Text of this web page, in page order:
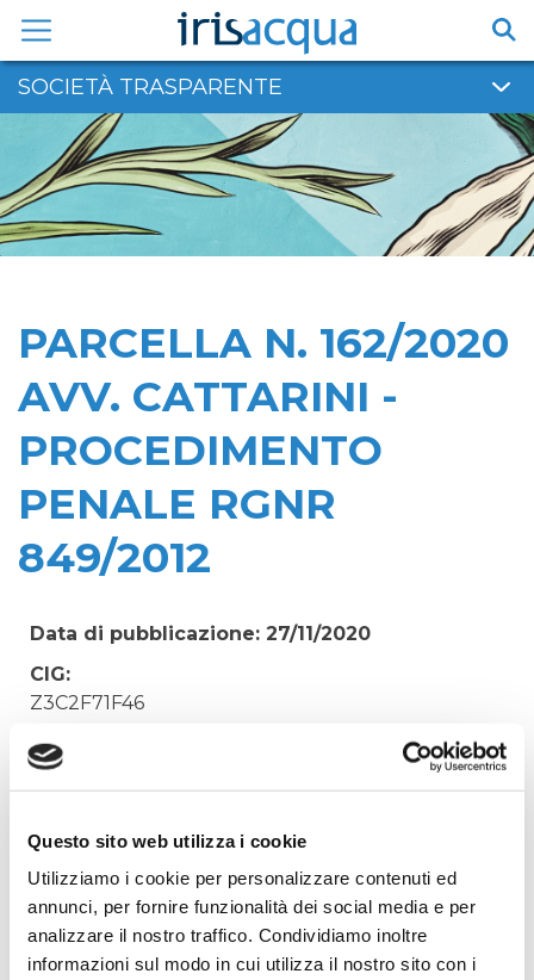
Questo sito web utilizza i cookie
Utilizziamo i cookie per personalizzare contenuti ed
annunci, per fornire funzionalità dei social media e per
analizzare il nostro traffico. Condividiamo inoltre
informazioni sul modo in cui utilizza il nostro sito con i
contenuto
SOCIETÀ TRASPARENTE
PARCELLA N. 162/2020
AVV. CATTARINI -
PROCEDIMENTO
PENALE RGNR
849/2012
Data di pubblicazione: 27/11/2020
CIG:
Z3C2F71F46
Struttura proponente:
'Irisacqua srl P.I./C.F. 01070220312. -
PARCELLA N. 162/2020 AVV. CATTARINI -
PROCEDIMENTO PENALE RGNR 849/2012
Elenco operatori invitati: